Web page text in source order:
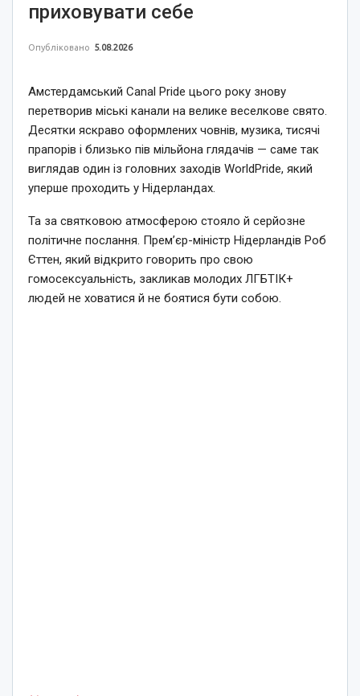
приховувати себе
Опубліковано 5.08.2026
Амстердамський Canal Pride цього року знову
перетворив міські канали на велике веселкове свято.
Десятки яскраво оформлених човнів, музика, тисячі
прапорів і близько пів мільйона глядачів — саме так
виглядав один із головних заходів WorldPride, який
уперше проходить у Нідерландах.
Та за святковою атмосферою стояло й серйозне
політичне послання. Прем’єр-міністр Нідерландів Роб
Єттен, який відкрито говорить про свою
гомосексуальність, закликав молодих ЛГБТІК+
людей не ховатися й не боятися бути собою.